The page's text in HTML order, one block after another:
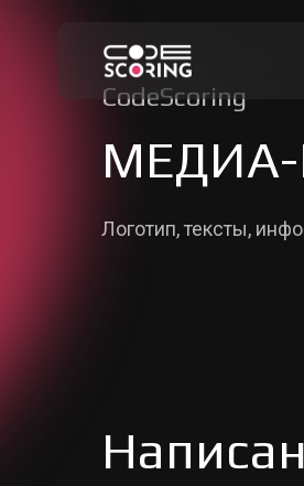
Логотип, тексты,
CodeScoring